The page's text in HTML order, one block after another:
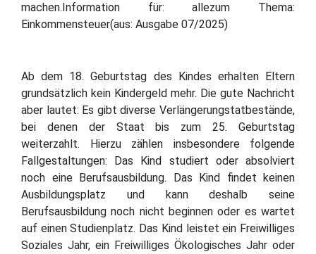
machen.Information für: allezum Thema:
Einkommensteuer(aus: Ausgabe 07/2025)
Ab dem 18. Geburtstag des Kindes erhalten Eltern
grundsätzlich kein Kindergeld mehr. Die gute Nachricht
aber lautet: Es gibt diverse Verlängerungstatbestände,
bei denen der Staat bis zum 25. Geburtstag
weiterzahlt. Hierzu zählen insbesondere folgende
Fallgestaltungen: Das Kind studiert oder absolviert
noch eine Berufsausbildung. Das Kind findet keinen
Ausbildungsplatz und kann deshalb seine
Berufsausbildung noch nicht beginnen oder es wartet
auf einen Studienplatz. Das Kind leistet ein Freiwilliges
Soziales Jahr, ein Freiwilliges Ökologisches Jahr oder